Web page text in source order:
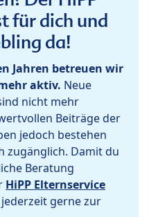
für dich und
da!
Jahren betreuen wir
aktiv. Neue
nicht mehr
Beiträge der
jedoch bestehen
zugänglich. Damit du
Beratung
HiPP Elternservice
gerne zur